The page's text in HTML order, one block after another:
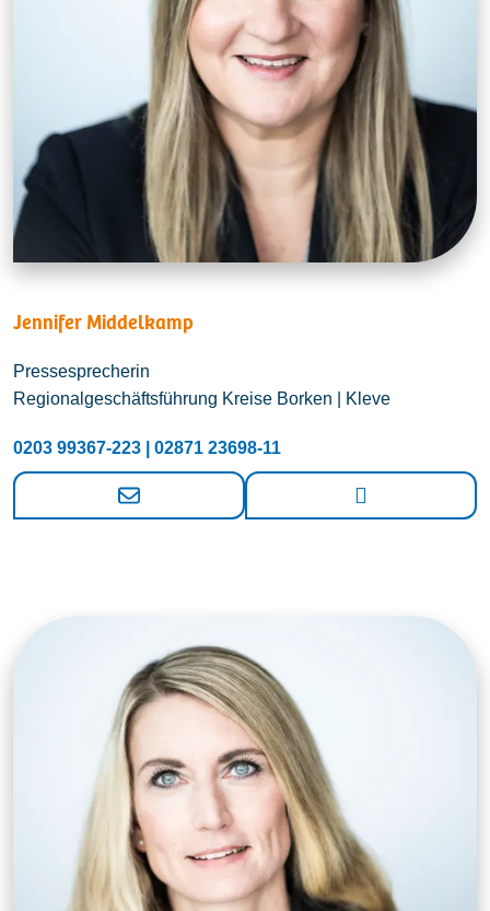
Jennifer Middelkamp
Pressesprecherin
Regionalgeschäftsführung Kreise Borken | Kleve
0203 99367-223 | 02871 23698-11